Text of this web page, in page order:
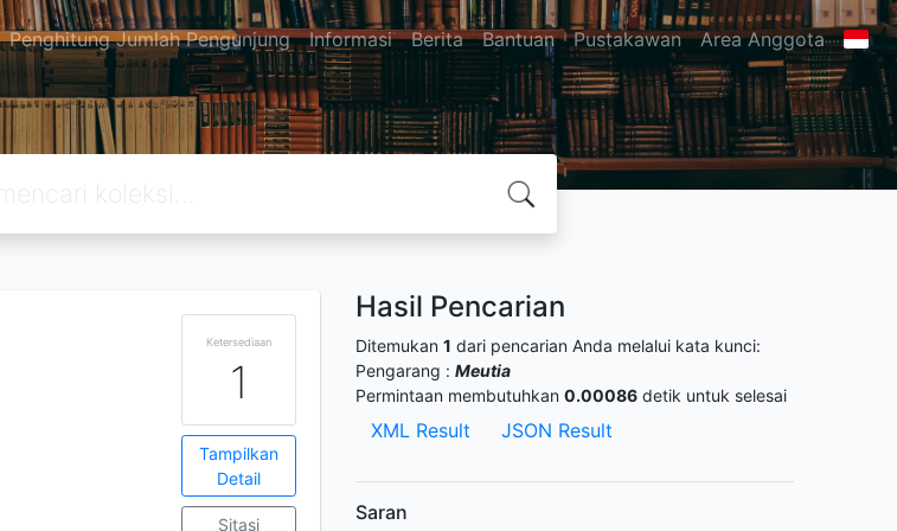
Penghitung Jumlah Pengunjung Informasi Berita Bantuan Pustakawan Area Anggota
Ketersediaan
1
Tampilkan
Detail
Sitasi
Hasil Pencarian
Ditemukan 1 dari pencarian Anda melalui kata kunci:
Pengarang : Meutia
Permintaan membutuhkan 0.00086 detik untuk selesai
XML Result JSON Result
Saran